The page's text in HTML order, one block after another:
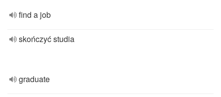
find a job
skończyć studia
graduate